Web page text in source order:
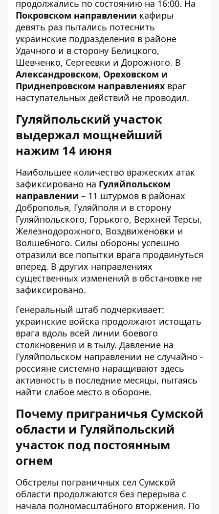
продолжались по состоянию на 16:00. На
Покровском направлении кафиры
девять раз пытались потеснить
украинские подразделения в районе
Удачного и в сторону Белицкого,
Шевченко, Сергеевки и Дорожного. В
Александровском, Ореховском и
Приднепровском направлениях враг
наступательных действий не проводил.
Гуляйпольский участок
выдержал мощнейший
нажим 14 июня
Наибольшее количество вражеских атак
зафиксировано на Гуляйпольском
направлении – 11 штурмов в районах
Доброполья, Гуляйполя и в сторону
Гуляйпольского, Горького, Верхней Терсы,
Железнодорожного, Воздвиженовки и
Волшебного. Силы обороны успешно
отразили все попытки врага продвинуться
вперед. В других направлениях
существенных изменений в обстановке не
зафиксировано.
Генеральный штаб подчеркивает:
украинские войска продолжают истощать
врага вдоль всей линии боевого
столкновения и в тылу. Давление на
Гуляйпольском направлении не случайно -
россияне системно наращивают здесь
активность в последние месяцы, пытаясь
найти слабое место в обороне.
Почему приграничья Сумской
области и Гуляйпольский
участок под постоянным
огнем
Обстрелы пограничных сел Сумской
области продолжаются без перерыва с
начала полномасштабного вторжения. По